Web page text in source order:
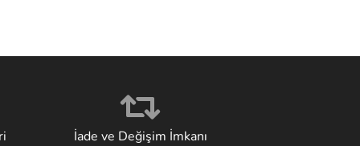
İade ve Değişim İmkanı